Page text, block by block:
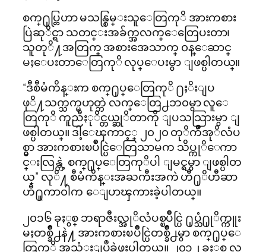
စက္႐ုပ္တြဟာ မသန္စြမ္းသူေတြကုိ အားကစား
ပြဲဆုိင္ရာ သတင္းအခ်က္အလက္ေတြေပးတာ၊
သူတုိ႔အတြက္ အစားအေသာက္ ၀န္ေဆာင္
မႈေပးတာေတြကုိ လုပ္ေပးမွာ ျဖစ္ပါတယ္။
“ဒီစီမံကိန္းက စက္႐ုပ္ေတြကုိ ႐ႈိးျပ
ဖုိ႔သက္သက္မဟုတ္ဘဲ လက္ေတြ႕ဘ၀မွာ လူေ
တြကုိ ကူညီႏုိင္တယ္ဆုိတာကို ျပသသြားမွာ ျ
ဖစ္ပါတယ္။ ဒါ့ေၾကာင့္ ၂၀၂၀ တုိက်ိဳအုိလံပ
စ္မွာ အားကစားၿပိဳင္ပြဲေတြသာမက သိပ္ကုိေကာ
င္းလြန္တဲ့ စက္႐ုပ္ေတြကုိပါ ျမင္ရမွာ ျဖစ္ပါတ
ယ္” လုိ႔ စီမံကိန္းအႀကီးအကဲ ဟီ႐ုိဟီဆာ
ဟီ႐ူကာ၀ါက ေျပာၾကားခဲ့ပါတယ္။
၂၀၁၆ ခုႏွစ္ ဘရာဇီးလ္အုိလံပစ္ၿပိဳင္ပြဲ ႐ုပ္သံ႐ုုိက္ကူး
မႈတစ္ခ်ိဳ႕နဲ႔ အားကစားၿပိဳင္ပြဲတစ္ခ်ိဳ႕မွာ စက္႐ုပ္ေ
တြကုိ အသံုးျပဳခဲ့ဖူးပါတယ္။ ၂၀၁၂ ခုႏွစ္ လ